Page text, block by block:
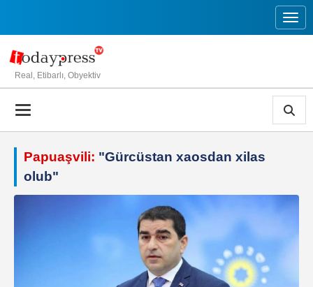
Real, Etibarlı, Obyektiv
Papuaşvili: "Gürcüstan xaosdan xilas
olub"